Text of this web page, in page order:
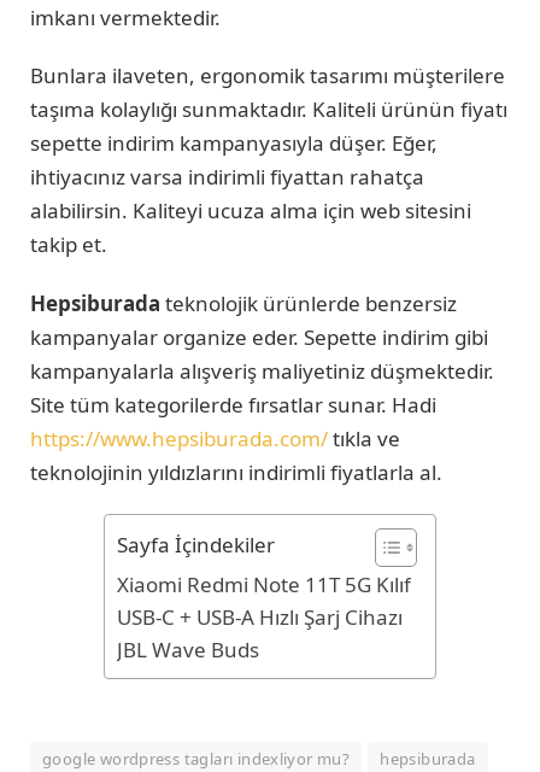
imkanı vermektedir.
Bunlara ilaveten, ergonomik tasarımı müşterilere
taşıma kolaylığı sunmaktadır. Kaliteli ürünün fiyatı
sepette indirim kampanyasıyla düşer. Eğer,
ihtiyacınız varsa indirimli fiyattan rahatça
alabilirsin. Kaliteyi ucuza alma için web sitesini
takip et.
Hepsiburada teknolojik ürünlerde benzersiz
kampanyalar organize eder. Sepette indirim gibi
kampanyalarla alışveriş maliyetiniz düşmektedir.
Site tüm kategorilerde fırsatlar sunar. Hadi
https://www.hepsiburada.com/tıkla ve
teknolojinin yıldızlarını indirimli fiyatlarla al.
Sayfa İçindekiler
Xiaomi Redmi Note 11T 5G Kılıf
USB-C + USB-A Hızlı Şarj Cihazı
JBL Wave Buds
google wordpress tagları indexliyor mu?
hepsiburada